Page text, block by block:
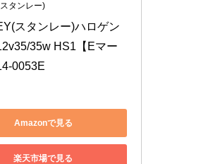
タンレー)
スタンレー)ハロゲン
35w HS1【Eマー
0053E
Amazonで見る
楽天市場で見る